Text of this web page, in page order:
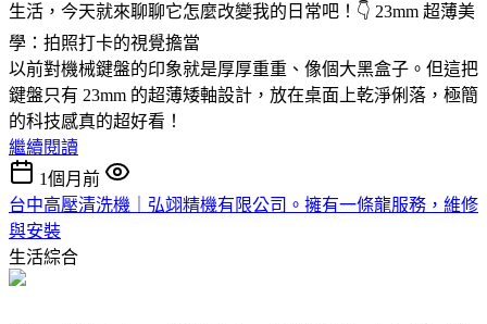
生活，今天就來聊聊它怎麼改變我的日常吧！👇 23mm 超薄美
學：拍照打卡的視覺擔當
以前對機械鍵盤的印象就是厚厚重重、像個大黑盒子。但這把
鍵盤只有 23mm 的超薄矮軸設計，放在桌面上乾淨俐落，極簡
的科技感真的超好看！
繼續閱讀
1個月前
台中高壓清洗機｜弘翊精機有限公司。擁有一條龍服務，維修
與安裝
生活綜合